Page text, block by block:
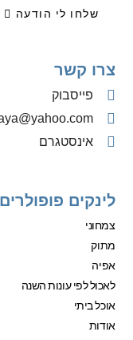
שלחו לי הודעה
צרו קשר
פייסבוק
אינסטגרם
לינקים פופולרים
צמחוני
מתוק
אפיה
לאכול לפי עונות השנה
אוכל ביתי
אודות